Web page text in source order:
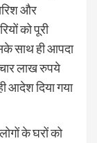
और
को पूरी
साथ ही आपदा
चार लाख रुपये
आदेश दिया गया
के घरों को